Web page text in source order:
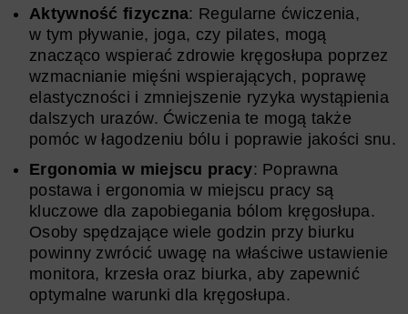
Aktywność fizyczna: Regularne ćwiczenia,
w tym pływanie, joga, czy pilates, mogą
znacząco wspierać zdrowie kręgosłupa poprzez
wzmacnianie mięśni wspierających, poprawę
elastyczności i zmniejszenie ryzyka wystąpienia
dalszych urazów. Ćwiczenia te mogą także
pomóc w łagodzeniu bólu i poprawie jakości snu.
Ergonomia w miejscu pracy: Poprawna
postawa i ergonomia w miejscu pracy są
kluczowe dla zapobiegania bólom kręgosłupa.
Osoby spędzające wiele godzin przy biurku
powinny zwrócić uwagę na właściwe ustawienie
monitora, krzesła oraz biurka, aby zapewnić
optymalne warunki dla kręgosłupa.